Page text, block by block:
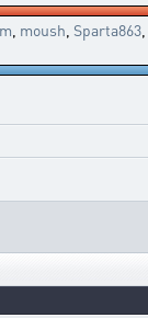
moush Sparta863